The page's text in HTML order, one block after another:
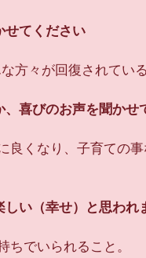
せてください
方々が回復されてい
喜びのお声を聞かせ
良くなり、子育ての
い（幸せ）と思われ
でいられること。